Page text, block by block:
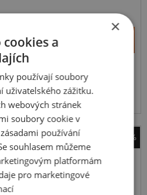
do 5 dnů
v Opavě do 5 dnů.
sklad 12 ks.
-41%
Van Winter
109H
×
a
používají soubory
uživatelského zážitku.
webových stránek
soubory cookie v
používání
souhlasem můžeme
platformám
pro marketingové